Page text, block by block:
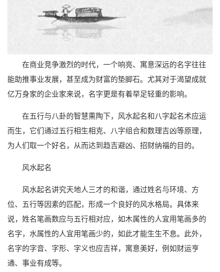
在商业竞争激烈的时代，一个响亮、寓意深远的名字往往
能助推事业发展，甚至成为财富的垫脚石。尤其对于渴望成就
亿万身家的企业家来说，名字更是有着举足轻重的影响。
在五行与八卦的智慧熏陶下，风水起名和八字起名术应运
而生，它们通过五行相生相克、八字组合和数理吉凶等原理，
为人们取一个好名，从而达到趋吉避凶、招财纳福的目的。
风水起名
风水起名讲究天地人三才的和谐，通过姓名与环境、方
位、五行等因素的匹配，形成一个良好的风水格局。具体来
说，姓名笔画数应与五行相对应，如木属性的人宜用笔画多的
名字，水属性的人宜用笔画少的，如此才能生生不息。此外，
名字的字音、字形、字义也应吉祥，寓意美好，例如财运亨
通、事业有成等。